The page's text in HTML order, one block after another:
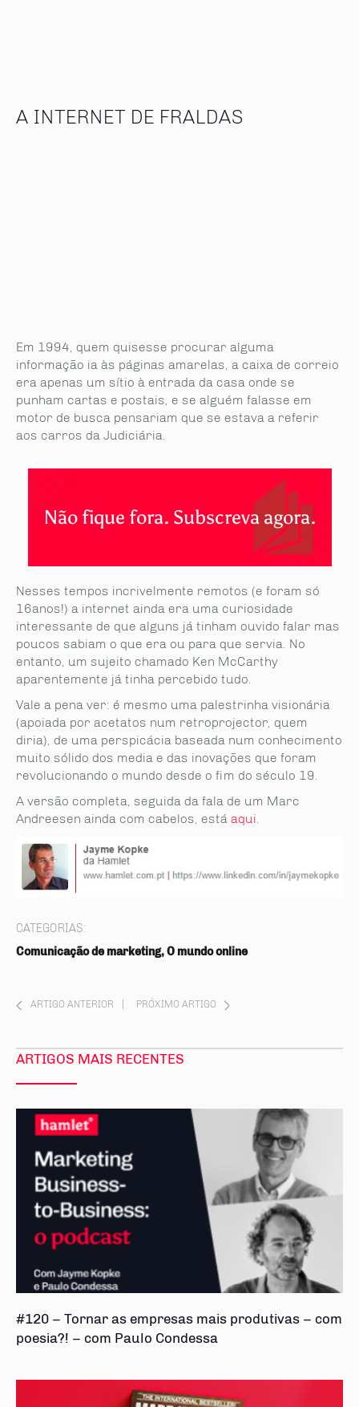
A INTERNET DE FRALDAS
Em 1994, quem quisesse procurar alguma
informação ia às páginas amarelas, a caixa de correio
era apenas um sítio à entrada da casa onde se
punham cartas e postais, e se alguém falasse em
motor de busca pensariam que se estava a referir
aos carros da Judiciária.
Não fique fora. Subscreva agora.
Nesses tempos incrivelmente remotos (e foram só
16anos!) a internet ainda era uma curiosidade
interessante de que alguns já tinham ouvido falar mas
poucos sabiam o que era ou para que servia. No
entanto, um sujeito chamado Ken McCarthy
aparentemente já tinha percebido tudo.
Vale a pena ver: é mesmo uma palestrinha visionária
(apoiada por acetatos num retroprojector, quem
diria), de uma perspicácia baseada num conhecimento
muito sólido dos media e das inovações que foram
revolucionando o mundo desde o fim do século 19.
A versão completa, seguida da fala de um Marc
Andreesen ainda com cabelos, está aqui.
CATEGORIAS:
Comunicação de marketing, O mundo online
ARTIGO ANTERIOR PRÓXIMO ARTIGO
ARTIGOS MAIS RECENTES
#120 – Tornar as empresas mais produtivas – com
poesia?! – com Paulo Condessa